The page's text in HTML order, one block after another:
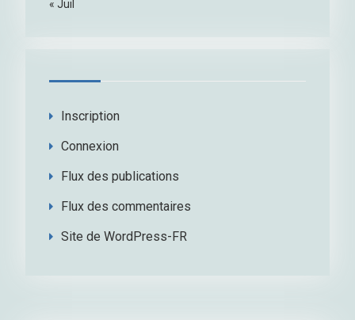
« Juil
Inscription
Connexion
Flux des publications
Flux des commentaires
Site de WordPress-FR